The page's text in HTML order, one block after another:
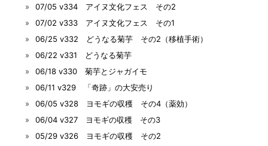
07/05 v334 アイヌ文化フェス その2
07/02 v333 アイヌ文化フェス その1
06/25 v332 どうなる菊芋 その2（移植手術）
06/22 v331 どうなる菊芋
06/18 v330 菊芋とジャガイモ
06/11 v329 「奇跡」の大安売り
06/05 v328 ヨモギの収穫 その4（薬効）
06/04 v327 ヨモギの収穫 その3
05/29 v326 ヨモギの収穫 その2